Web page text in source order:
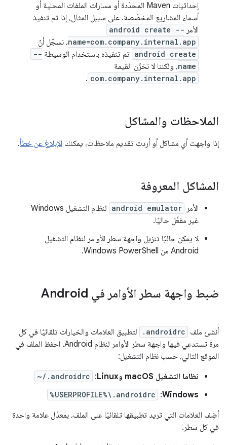
إحداثيات Maven المحدّدة أو مسارات الملفات المحلية أو
أسماء المشاريع المخصّصة. على سبيل المثال، إذا تم تنفيذ
الأمر android create --
name=com.company.internal.app، نسجّل أنّ
android create تم تنفيذه باستخدام الوسيطة --
name، ولكننا لا نخزّن القيمة
com.company.internal.app
.
الملاحظات والمشاكل
إذا واجهت أي مشاكل أو أردت تقديم ملاحظات، يمكنك الإبلاغ عن خطأ.
المشاكل المعروفة
الأمر android emulator
لنظام التشغيل Windows
غير مفعَّل حاليًا.
لا يمكن حاليًا تنزيل واجهة سطر الأوامر لنظام التشغيل
Android من Windows PowerShell.
ضبط واجهة سطر الأوامر في Android
أنشئ ملف .androidrc
لتطبيق العلامات والخيارات تلقائيًا في كل
مرة تستدعي فيها واجهة سطر الأوامر لنظام Android. احفظ الملف في
الموقع التالي، حسب نظام التشغيل:
نظاما التشغيل macOS وLinux
:
~/.androidrc
Windows
:
%USERPROFILE%\.androidrc
أضِف العلامات التي تريد تطبيقها تلقائيًا على الملف، بمعدّل علامة واحدة
في كل سطر.